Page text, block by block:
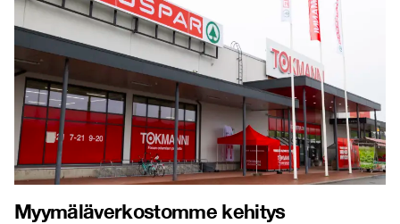
Myymäläverkostomme kehitys